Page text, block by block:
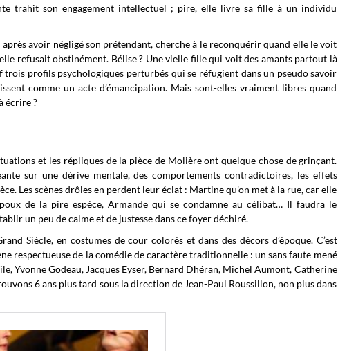
trahit son engagement intellectuel ; pire, elle livre sa fille à un individu
avoir négligé son prétendant, cherche à le reconquérir quand elle le voit
refusait obstinément. Bélise ? Une vielle fille qui voit des amants partout là
profils psychologiques perturbés qui se réfugient dans un pseudo savoir
comme un acte d’émancipation. Mais sont-elles vraiment libres quand
écrire ?
et les répliques de la pièce de Molière ont quelque chose de grinçant.
sur une dérive mentale, des comportements contradictoires, les effets
Les scènes drôles en perdent leur éclat : Martine qu’on met à la rue, car elle
de la pire espèce, Armande qui se condamne au célibat… Il faudra le
un peu de calme et de justesse dans ce foyer déchiré.
Siècle, en costumes de cour colorés et dans des décors d’époque. C’est
respectueuse de la comédie de caractère traditionnelle : un sans faute mené
Yvonne Godeau, Jacques Eyser, Bernard Dhéran, Michel Aumont, Catherine
6 ans plus tard sous la direction de Jean-Paul Roussillon, non plus dans